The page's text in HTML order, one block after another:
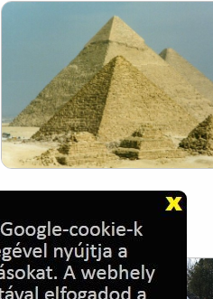
Egyiptom